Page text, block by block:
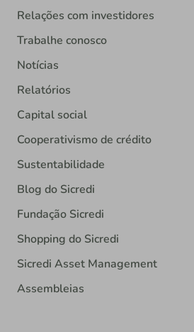
Relações com investidores
Trabalhe conosco
Notícias
Relatórios
Capital social
Cooperativismo de crédito
Sustentabilidade
Blog do Sicredi
Fundação Sicredi
Shopping do Sicredi
Sicredi Asset Management
Assembleias